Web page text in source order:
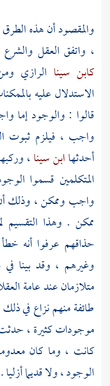
والمقصود أن هذه الطرق
، واتفق العقل
كابن سينا الرازي
الاستدلال عليه
قالوا : والوجود إما
واجب ، فيلزم ثبوت
أحدثهاابن سينا،
المتكلمين قسموا
واجب وممكن ، وذلك
ممكن . وهذا التقسيم
حذاقهم عرفوا أنه
وغيرهم ، وقد بينا
متلازمان عند عامة
طائفة منهم نزاع في
موجودات كثيرة ،
كانت ، وما كان
الوجود ، ولا قديما أزليا .